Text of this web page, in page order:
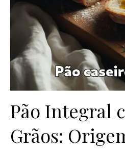
Pão Integral
Grãos: